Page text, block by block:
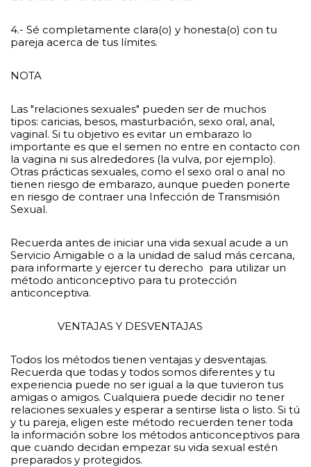
4.- Sé completamente clara(o) y honesta(o) con tu
pareja acerca de tus límites.
NOTA
Las "relaciones sexuales" pueden ser de muchos
tipos: caricias, besos, masturbación, sexo oral, anal,
vaginal. Si tu objetivo es evitar un embarazo lo
importante es que el semen no entre en contacto con
la vagina ni sus alrededores (la vulva, por ejemplo).
Otras prácticas sexuales, como el sexo oral o anal no
tienen riesgo de embarazo, aunque pueden ponerte
en riesgo de contraer una Infección de Transmisión
Sexual.
Recuerda antes de iniciar una vida sexual acude a un
Servicio Amigable o a la unidad de salud más cercana,
para informarte y ejercer tu derecho para utilizar un
método anticonceptivo para tu protección
anticonceptiva.
VENTAJAS Y DESVENTAJAS
Todos los métodos tienen ventajas y desventajas.
Recuerda que todas y todos somos diferentes y tu
experiencia puede no ser igual a la que tuvieron tus
amigas o amigos. Cualquiera puede decidir no tener
relaciones sexuales y esperar a sentirse lista o listo. Si tú
y tu pareja, eligen este método recuerden tener toda
la información sobre los métodos anticonceptivos para
que cuando decidan empezar su vida sexual estén
preparados y protegidos.